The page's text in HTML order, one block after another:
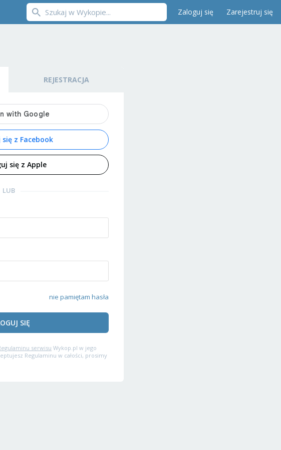
Zaloguj się Zarejestruj się
REJESTRACJA
z Facebook
się z Apple
LUB
nie pamiętam hasła
SIĘ
serwisu Wykop.pl w jego
Regulaminu w całości, prosimy